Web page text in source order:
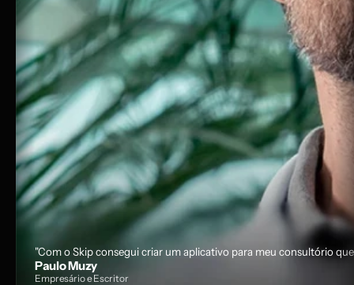
"Com o Skip consegui criar um aplicativo para meu consultório
Paulo Muzy
Empresário e Escritor